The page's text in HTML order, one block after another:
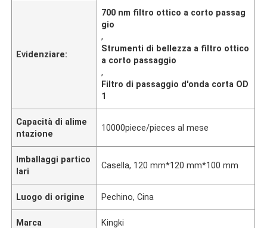
Evidenziare:
700 nm filtro ottico a corto passag
gio
,
Strumenti di bellezza a filtro ottico
a corto passaggio
,
Filtro di passaggio d'onda corta OD
1
Capacità di alime
ntazione
10000piece/pieces al mese
Imballaggi partico
lari
Casella, 120 mm*120 mm*100 mm
Luogo di origine Pechino, Cina
Marca Kingki